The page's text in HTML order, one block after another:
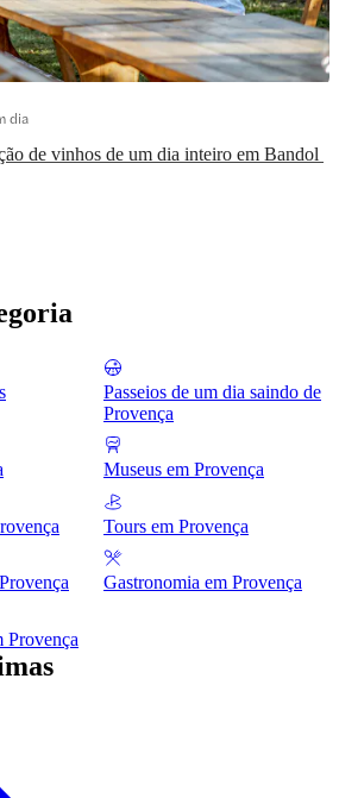
de vinhos de um dia inteiro em Bandol
dia
Passeios de um dia saindo de
Provença
Museus em Provença
Tours em Provença
Gastronomia em Provença
Provença